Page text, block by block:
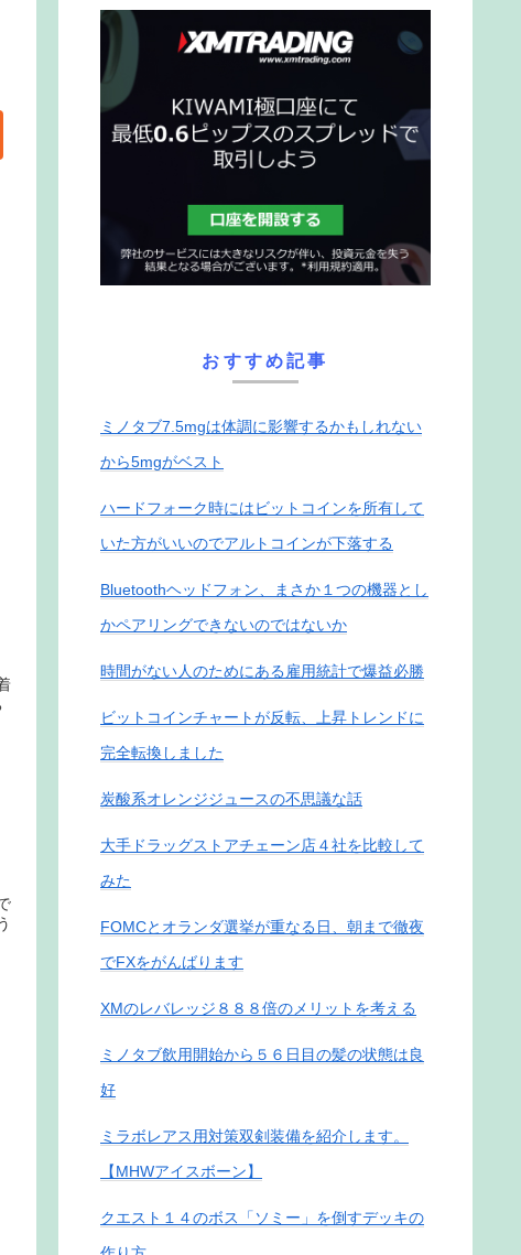
おすすめ記事
ミノタブ7.5mgは体調に影響するかもしれない
から5mgがベスト
ハードフォーク時にはビットコインを所有して
いた方がいいのでアルトコインが下落する
Bluetoothヘッドフォン、まさか１つの機器とし
かペアリングできないのではないか
時間がない人のためにある雇用統計で爆益必勝
ビットコインチャートが反転、上昇トレンドに
完全転換しました
炭酸系オレンジジュースの不思議な話
大手ドラッグストアチェーン店４社を比較して
みた
FOMCとオランダ選挙が重なる日、朝まで徹夜
でFXをがんばります
XMのレバレッジ８８８倍のメリットを考える
ミノタブ飲用開始から５６日目の髪の状態は良
好
ミラボレアス用対策双剣装備を紹介します。
【MHWアイスボーン】
クエスト１４のボス「ソミー」を倒すデッキの